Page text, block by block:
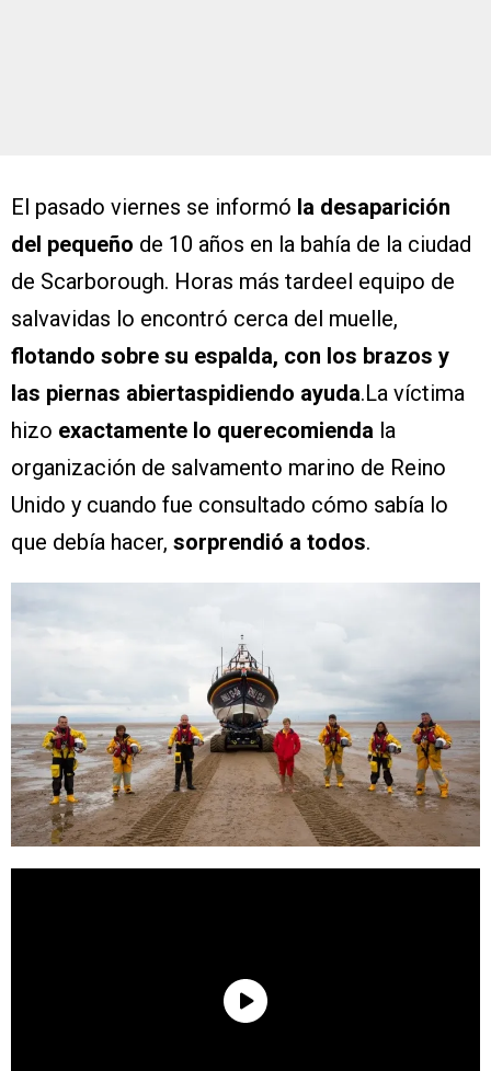
El pasado viernes se informó la desaparición
del pequeño de 10 años en la bahía de la ciudad
de Scarborough. Horas más tardeel equipo de
salvavidas lo encontró cerca del muelle,
flotando sobre su espalda, con los brazos y
las piernas abiertaspidiendo ayuda.La víctima
hizo exactamente lo querecomienda la
organización de salvamento marino de Reino
Unido y cuando fue consultado cómo sabía lo
que debía hacer, sorprendió a todos.